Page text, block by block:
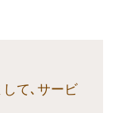
して､サービ